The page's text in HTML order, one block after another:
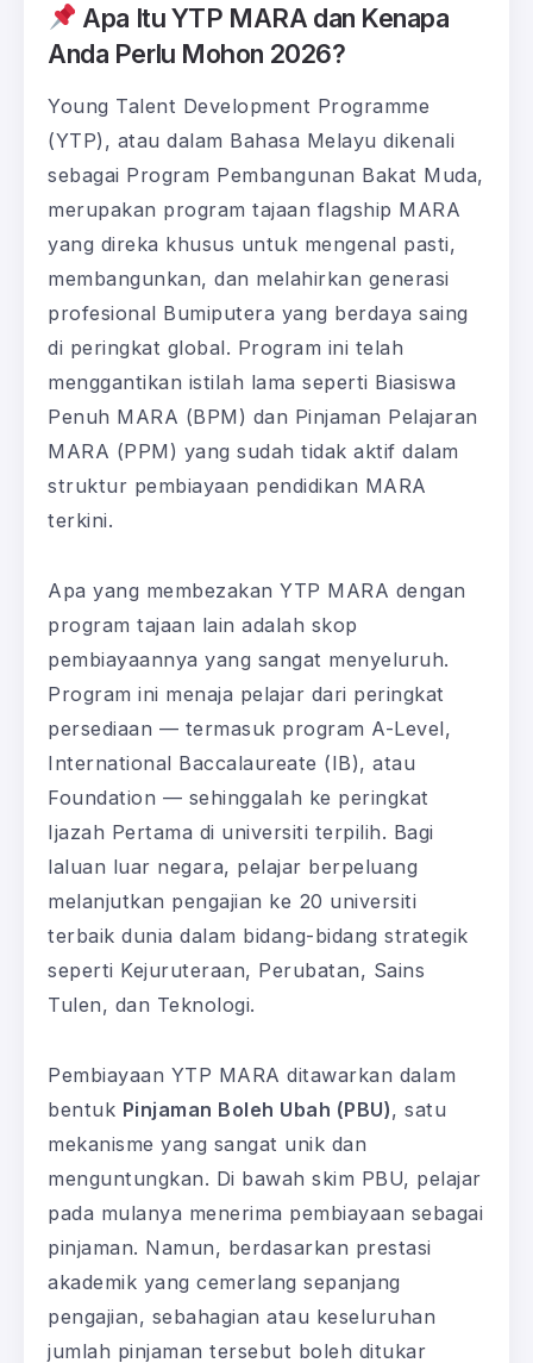
Apa Itu YTP MARA dan Kenapa
Anda Perlu Mohon 2026?
Young Talent Development Programme
(YTP), atau dalam Bahasa Melayu dikenali
sebagai Program Pembangunan Bakat Muda,
merupakan program tajaan flagship MARA
yang direka khusus untuk mengenal pasti,
membangunkan, dan melahirkan generasi
profesional Bumiputera yang berdaya saing
di peringkat global. Program ini telah
menggantikan istilah lama seperti Biasiswa
Penuh MARA (BPM) dan Pinjaman Pelajaran
MARA (PPM) yang sudah tidak aktif dalam
struktur pembiayaan pendidikan MARA
terkini.
Apa yang membezakan YTP MARA dengan
program tajaan lain adalah skop
pembiayaannya yang sangat menyeluruh.
Program ini menaja pelajar dari peringkat
persediaan — termasuk program A-Level,
International Baccalaureate (IB), atau
Foundation — sehinggalah ke peringkat
Ijazah Pertama di universiti terpilih. Bagi
laluan luar negara, pelajar berpeluang
melanjutkan pengajian ke 20 universiti
terbaik dunia dalam bidang-bidang strategik
seperti Kejuruteraan, Perubatan, Sains
Tulen, dan Teknologi.
Pembiayaan YTP MARA ditawarkan dalam
bentuk Pinjaman Boleh Ubah (PBU), satu
mekanisme yang sangat unik dan
menguntungkan. Di bawah skim PBU, pelajar
pada mulanya menerima pembiayaan sebagai
pinjaman. Namun, berdasarkan prestasi
akademik yang cemerlang sepanjang
pengajian, sebahagian atau keseluruhan
jumlah pinjaman tersebut boleh ditukar